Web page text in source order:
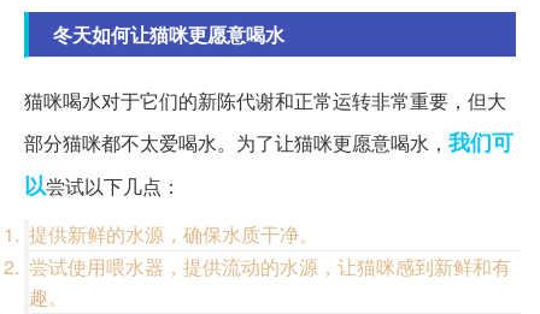
冬天如何让猫咪更愿意喝水
猫咪喝水对于它们的新陈代谢和正常运转非常重要，但大
部分猫咪都不太爱喝水。为了让猫咪更愿意喝水， 我们可
以尝试以下几点：
提供新鲜的水源，确保水质干净。
尝试使用喂水器，提供流动的水源，让猫咪感到新鲜和有
趣。